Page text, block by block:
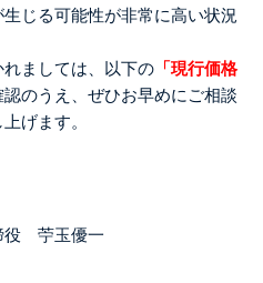
じる可能性が非常に高い状況
ましては、以下の 「現行価格
認のうえ、ぜひお早めにご相談
げます。
役 苧玉優一